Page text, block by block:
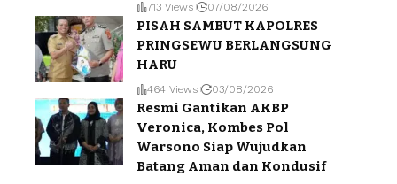
713 Views 07/08/2026
PISAH SAMBUT KAPOLRES
PRINGSEWU BERLANGSUNG
HARU
464 Views 03/08/2026
Resmi Gantikan AKBP
Veronica, Kombes Pol
Warsono Siap Wujudkan
Batang Aman dan Kondusif